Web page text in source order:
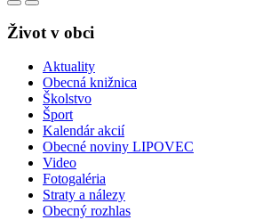
Život v obci
Aktuality
Obecná knižnica
Školstvo
Šport
Kalendár akcií
Obecné noviny LIPOVEC
Video
Fotogaléria
Straty a nálezy
Obecný rozhlas